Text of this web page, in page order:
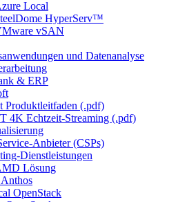
Local
HyperServ™
vSAN
und Datenanalyse
& ERP
Produktleitfaden (.pdf)
4K Echtzeit-Streaming (.pdf)
Anbieter (CSPs)
Dienstleistungen
Lösung
OpenStack